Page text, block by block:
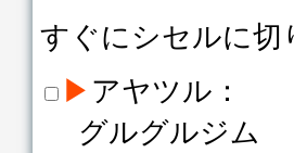
すぐにシセルに切
▶アヤツル：
グルグルジム